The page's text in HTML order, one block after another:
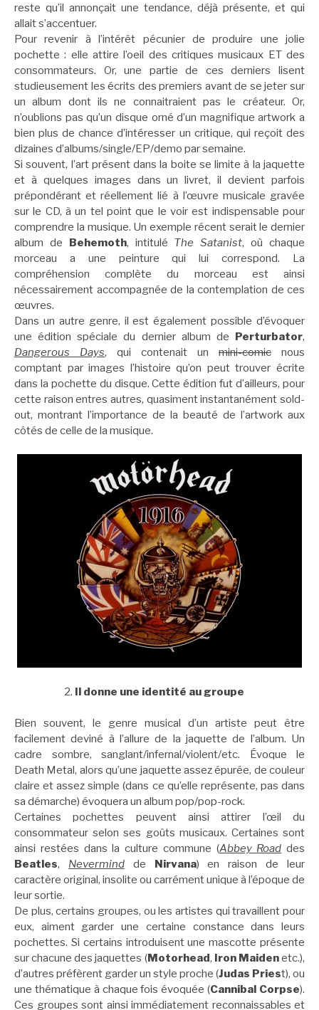
reste qu’il annonçait une tendance, déjà présente, et qui
allait s’accentuer.
Pour revenir à l’intérêt pécunier de produire une jolie
pochette : elle attire l’oeil des critiques musicaux ET des
consommateurs. Or, une partie de ces derniers lisent
studieusement les écrits des premiers avant de se jeter sur
un album dont ils ne connaitraient pas le créateur. Or,
n’oublions pas qu’un disque orné d’un magnifique artwork a
bien plus de chance d’intéresser un critique, qui reçoit des
dizaines d’albums/single/EP/demo par semaine.
Si souvent, l’art présent dans la boite se limite à la jaquette
et à quelques images dans un livret, il devient parfois
prépondérant et réellement lié à l’œuvre musicale gravée
sur le CD, à un tel point que le voir est indispensable pour
comprendre la musique. Un exemple récent serait le dernier
album de Behemoth, intitulé The Satanist, où chaque
morceau a une peinture qui lui correspond. La
compréhension complète du morceau est ainsi
nécessairement accompagnée de la contemplation de ces
œuvres.
Dans un autre genre, il est également possible d’évoquer
une édition spéciale du dernier album de Perturbator,
Dangerous Days, qui contenait un mini-comic nous
comptant par images l’histoire qu’on peut trouver écrite
dans la pochette du disque. Cette édition fut d’ailleurs, pour
cette raison entres autres, quasiment instantanément sold-
out, montrant l’importance de la beauté de l’artwork aux
côtés de celle de la musique.
Il donne une identité au groupe
Bien souvent, le genre musical d’un artiste peut être
facilement deviné à l’allure de la jaquette de l’album. Un
cadre sombre, sanglant/infernal/violent/etc. Évoque le
Death Metal, alors qu’une jaquette assez épurée, de couleur
claire et assez simple (dans ce qu’elle représente, pas dans
sa démarche) évoquera un album pop/pop-rock.
Certaines pochettes peuvent ainsi attirer l’œil du
consommateur selon ses goûts musicaux. Certaines sont
ainsi restées dans la culture commune (Abbey Road des
Beatles, Nevermindde Nirvana) en raison de leur
caractère original, insolite ou carrément unique à l’époque de
leur sortie.
De plus, certains groupes, ou les artistes qui travaillent pour
eux, aiment garder une certaine constance dans leurs
pochettes. Si certains introduisent une mascotte présente
sur chacune des jaquettes (Motorhead, Iron Maidenetc.),
d’autres préfèrent garder un style proche (Judas Priest), ou
une thématique à chaque fois évoquée (Cannibal Corpse).
Ces groupes sont ainsi immédiatement reconnaissables et